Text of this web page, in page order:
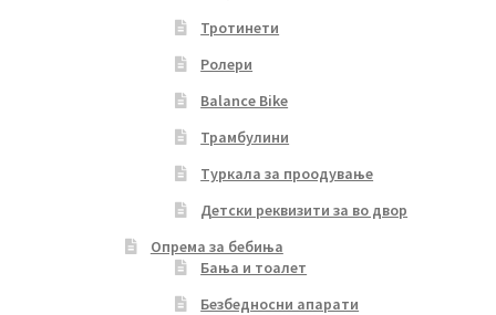
Тротинети
Ролери
Balance Bike
Трамбулини
Туркала за проодување
Детски реквизити за во двор
Опрема за бебиња
Бања и тоалет
Безбедносни апарати